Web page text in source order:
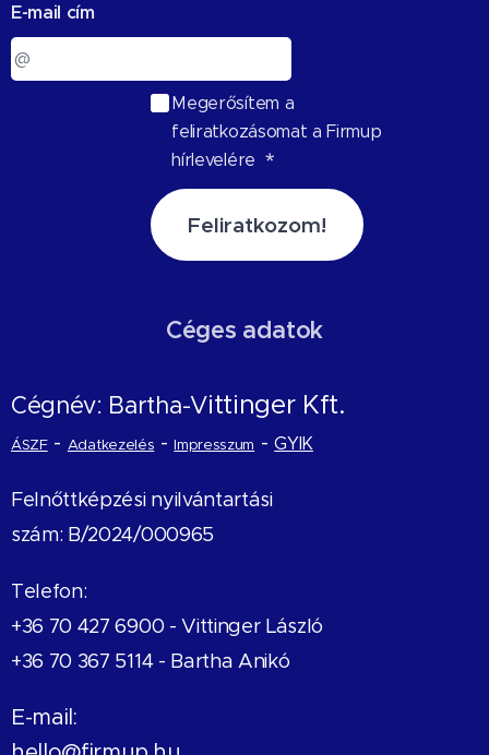
E-mail cím
Megerősítem a
feliratkozásomat a Firmup
hírlevelére
Feliratkozom!
Céges adatok
Cégnév: Bartha-Vittinger Kft.
ÁSZF- Adatkezelés -Impresszum -GYIK
Felnőttképzési nyilvántartási
szám: B/2024/000965
Telefon:
+36 70 427 6900 -Vittinger László
+36 70 367 5114 - Bartha Anikó
E-mail: